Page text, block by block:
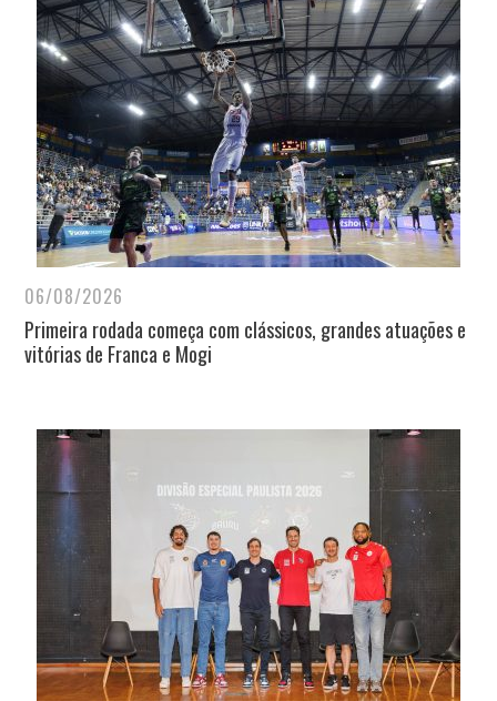
06/08/2026
Primeira rodada começa com clássicos, grandes atuações e
vitórias de Franca e Mogi